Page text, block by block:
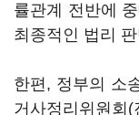
률관계 전반에
최종적인 법리
한편, 정부의 소
거사정리위원회